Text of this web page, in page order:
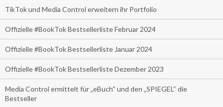
TikTok und Media Control erweitern ihr Portfolio
Offizielle #BookTok Bestsellerliste Februar 2024
Offizielle #BookTok Bestsellerliste Januar 2024
Offizielle #BookTok Bestsellerliste Dezember 2023
Media Control ermittelt für „eBuch“ und den „SPIEGEL“ die
Bestseller